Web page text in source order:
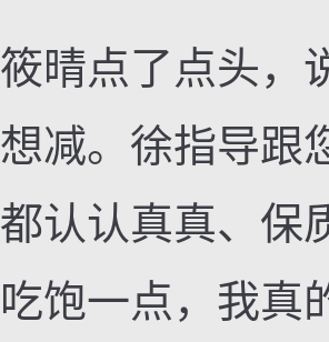
点了点头，说
减。徐指导跟
认认真真、
饱一点，我